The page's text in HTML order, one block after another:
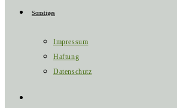
Sonstiges
Impressum
Haftung
Datenschutz